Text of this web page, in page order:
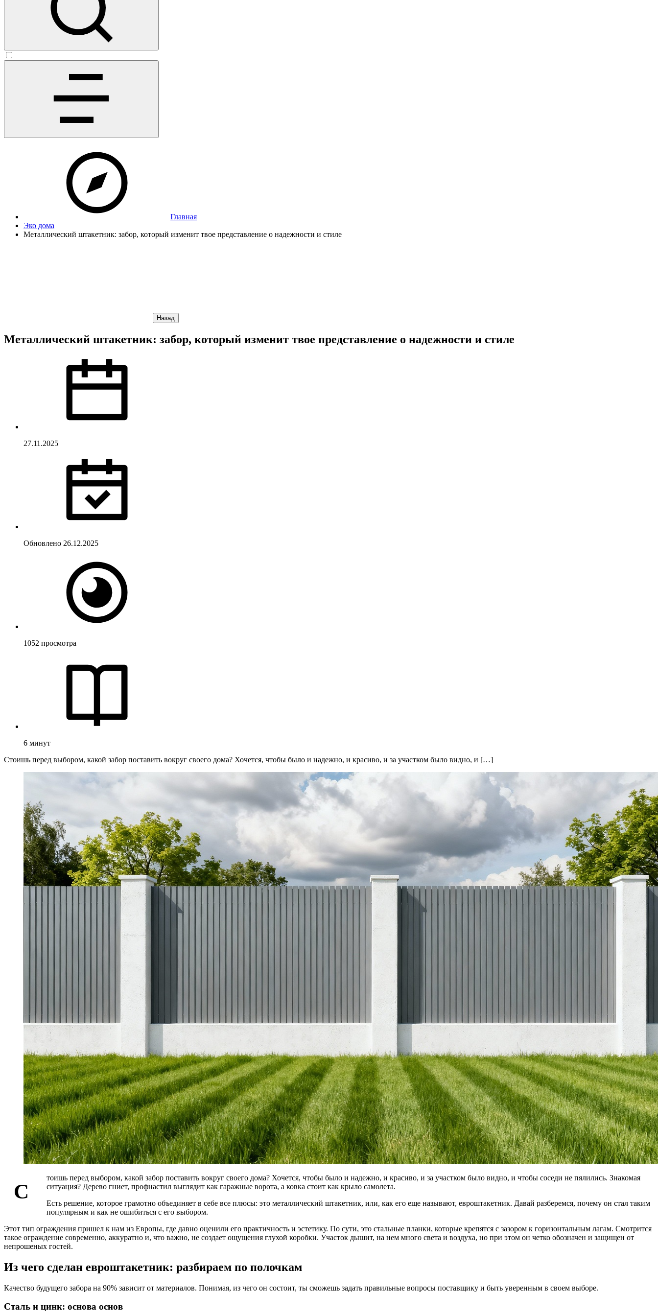
Главная
Эко дома
Металлический штакетник: забор, который изменит твое представление о надежности и стиле
Назад
Металлический штакетник: забор, который изменит твое представление о надежности и стиле
27.11.2025
Обновлено 26.12.2025
1052 просмотра
6 минут
Стоишь перед выбором, какой забор поставить вокруг своего дома? Хочется, чтобы было и надежно, и красиво, и за участком было видно, и […]
С
тоишь перед выбором, какой забор поставить вокруг своего дома? Хочется, чтобы было и надежно, и красиво, и за участком было видно, и чтобы соседи не пялились. Знакомая
ситуация? Дерево гниет, профнастил выглядит как гаражные ворота, а ковка стоит как крыло самолета.
Есть решение, которое грамотно объединяет в себе все плюсы: это металлический штакетник, или, как его еще называют, евроштакетник. Давай разберемся, почему он стал таким
популярным и как не ошибиться с его выбором.
Этот тип ограждения пришел к нам из Европы, где давно оценили его практичность и эстетику. По сути, это стальные планки, которые крепятся с зазором к горизонтальным лагам. Смотрится
такое ограждение современно, аккуратно и, что важно, не создает ощущения глухой коробки. Участок дышит, на нем много света и воздуха, но при этом он четко обозначен и защищен от
непрошеных гостей.
Из чего сделан евроштакетник: разбираем по полочкам
Качество будущего забора на 90% зависит от материалов. Понимая, из чего он состоит, ты сможешь задать правильные вопросы поставщику и быть уверенным в своем выборе.
Сталь и цинк: основа основ